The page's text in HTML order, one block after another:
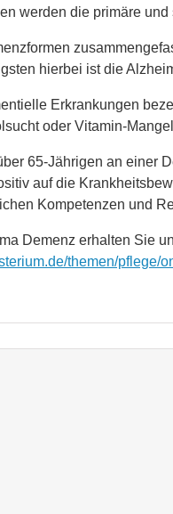
werden die primäre und
hierbei ist die
Erkrankungen
oder Vitamin-
65-Jährigen an einer
auf die
Kompetenzen und
Demenz erhalten Sie
themen/pflege/